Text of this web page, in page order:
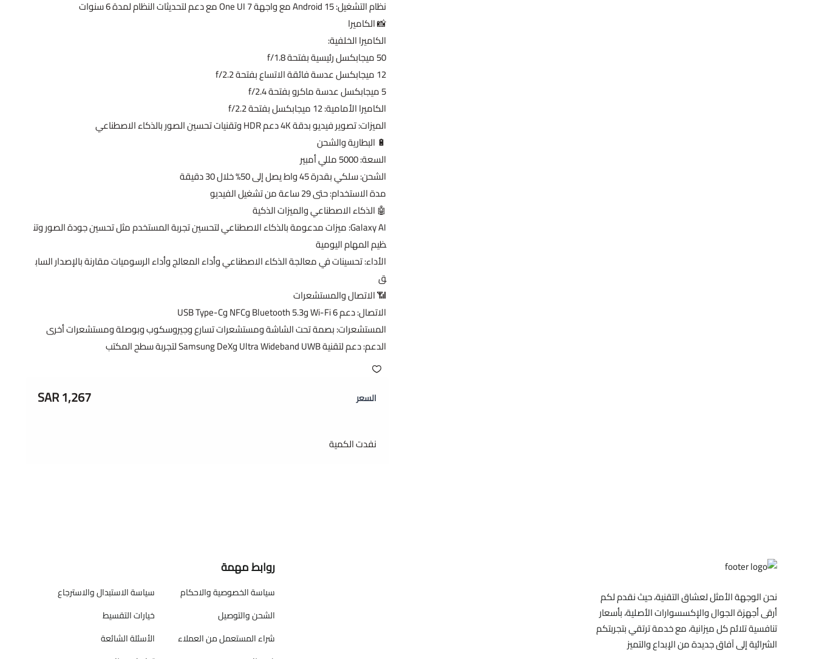
نظام التشغيل: Android 15 مع واجهة One UI 7 مع دعم لتحديثات النظام لمدة 6 سنوات
📸 الكاميرا
الكاميرا الخلفية:
50 ميجابكسل رئيسية بفتحة f/1.8
12 ميجابكسل عدسة فائقة الاتساع بفتحة f/2.2
5 ميجابكسل عدسة ماكرو بفتحة f/2.4
الكاميرا الأمامية: 12 ميجابكسل بفتحة f/2.2
الميزات: تصوير فيديو بدقة 4K دعم HDR وتقنيات تحسين الصور بالذكاء الاصطناعي
🔋 البطارية والشحن
السعة: 5000 مللي أمبير
الشحن: سلكي بقدرة 45 واط يصل إلى 50% خلال 30 دقيقة
مدة الاستخدام: حتى 29 ساعة من تشغيل الفيديو
🤖 الذكاء الاصطناعي والميزات الذكية
Galaxy AI: ميزات مدعومة بالذكاء الاصطناعي لتحسين تجربة المستخدم مثل تحسين جودة الصور وتن
ظيم المهام اليومية
الأداء: تحسينات في معالجة الذكاء الاصطناعي وأداء المعالج وأداء الرسوميات مقارنة بالإصدار الساب
ق
📶 الاتصال والمستشعرات
الاتصال: دعم Wi-Fi 6 وBluetooth 5.3 وNFC وUSB Type-C
المستشعرات: بصمة تحت الشاشة ومستشعرات تسارع وجيروسكوب وبوصلة ومستشعرات أخرى
الدعم: دعم لتقنية Ultra Wideband UWB وSamsung DeX لتجربة سطح المكتب
السعر 1,267 SAR
نفدت الكمية
نحن الوجهة الأمثل لعشاق التقنية، حيث نقدم لكم
أرقى أجهزة الجوال والإكسسوارات الأصلية، بأسعار
تنافسية تلائم كل ميزانية، مع خدمة ترتقي بتجربتكم
الشرائية إلى آفاق جديدة من الإبداع والتميز
روابط مهمة
سياسة الخصوصية والاحكام
سياسة الاستبدال والاسترجاع
الشحن والتوصيل
خيارات التقسيط
شراء المستعمل من العملاء
الأسئلة الشائعة